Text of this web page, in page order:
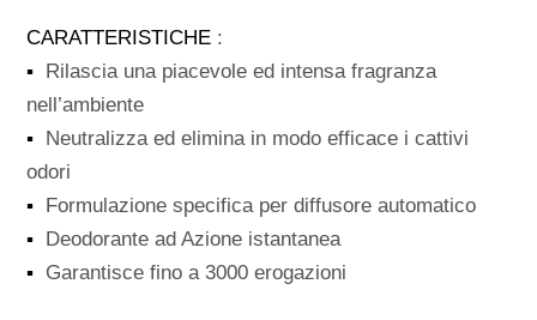
CARATTERISTICHE :
▪ Rilascia una piacevole ed intensa fragranza
nell’ambiente
▪ Neutralizza ed elimina in modo efficace i cattivi
odori
▪ Formulazione specifica per diffusore automatico
▪ Deodorante ad Azione istantanea
▪ Garantisce fino a 3000 erogazioni